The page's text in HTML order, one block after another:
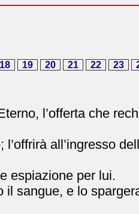
18 19 20 21 22 23
l’offerta che
all’ingresso
espiazione per lui.
sangue, e lo